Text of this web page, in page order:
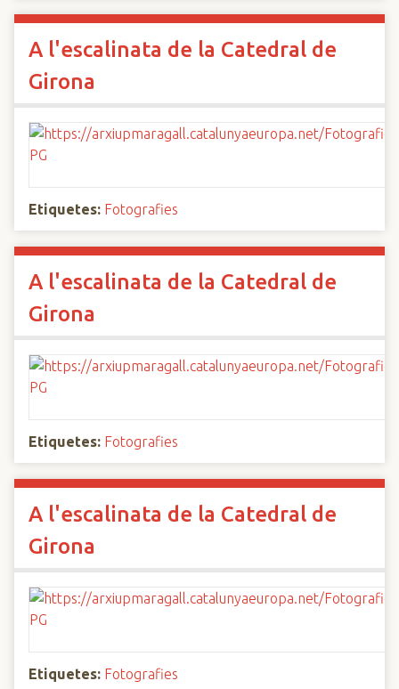
A l'escalinata de la Catedral de
Girona
Etiquetes: Fotografies
A l'escalinata de la Catedral de
Girona
Etiquetes: Fotografies
A l'escalinata de la Catedral de
Girona
Etiquetes: Fotografies